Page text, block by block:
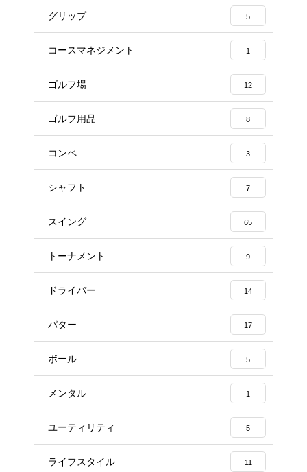
グリップ 5
コースマネジメント 1
ゴルフ場 12
ゴルフ用品 8
コンペ 3
シャフト 7
スイング 65
トーナメント 9
ドライバー 14
パター 17
ボール 5
メンタル 1
ユーティリティ 5
ライフスタイル 11